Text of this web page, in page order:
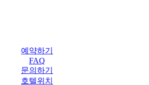
예약하기
FAQ
문의하기
호텔위치